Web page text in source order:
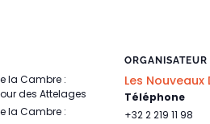
la Cambre :
des Attelages
la Cambre :
ORGANISATEUR
Les Nouveaux
Téléphone
+32 2 219 11 98